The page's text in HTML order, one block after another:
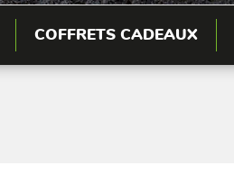
COFFRETS CADEAUX